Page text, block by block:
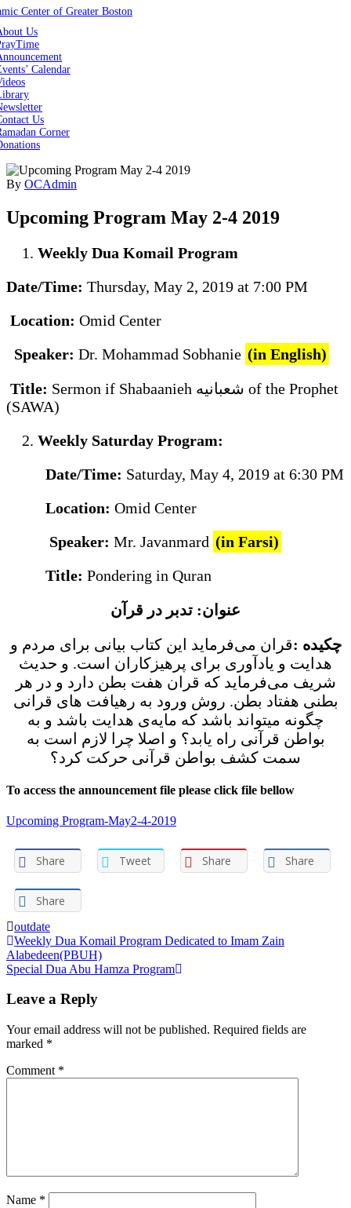
Us
Calendar
Us
Corner
By OCAdmin
Upcoming Program May 2-4 2019
Weekly Dua Komail Program
Date/Time: Thursday, May 2, 2019 at 7:00 PM
Location: Omid Center
Speaker: Dr. Mohammad Sobhanie (in English)
Title: Sermon if Shabaanieh شعبانيه of the Prophet
(SAWA)
Weekly Saturday Program:
Date/Time: Saturday, May 4, 2019 at 6:30 PM
Location: Omid Center
Speaker: Mr. Javanmard (in Farsi)
Title: Pondering in Quran
عنوان: تدبر در قرآن
چكيده :قران می‌فرماید این کتاب بیانی برای مردم و
هدایت و یادآوری برای پرهیزکاران است. و حدیث
شریف می‌فرماید که قران هفت بطن دارد و در هر
بطنی هفتاد بطن. روش ورود به رهیافت های قرانی
چگونه میتواند باشد که مایه‌ی هدایت باشد و به
بواطن قرآنی راه یابد؟ و اصلا چرا لازم است به
سمت کشف بواطن قرآنی حرکت کرد؟
To access the announcement file please click file bellow
Upcoming Program-May2-4-2019
Share Tweet Share Share
Share
outdate
Post
navigation
Weekly Dua Komail Program Dedicated to Imam Zain
Alabedeen(PBUH)
Special Dua Abu Hamza Program‌
Leave a Reply
Your email address will not be published. Required fields are
marked *
Comment *
Name *